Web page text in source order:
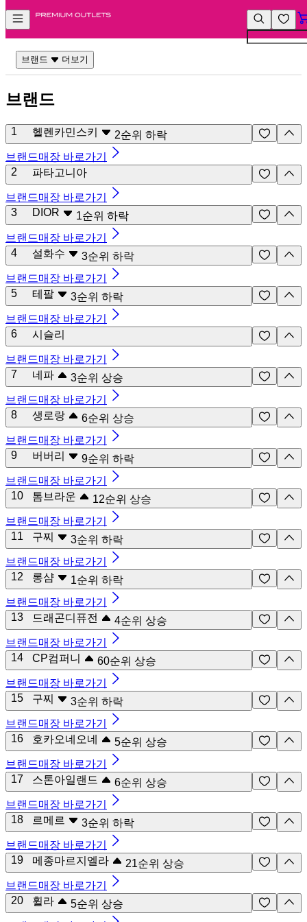
컨
텐
츠
기
앱
바
바
브랜드 더보기
브랜드
1 헬렌카민스키 2순위 하락
브랜드매장 바로가기
2
파타고니아
브랜드매장 바로가기
3
DIOR 1순위 하락
브랜드매장 바로가기
4
설화수 3순위 하락
브랜드매장 바로가기
5
테팔 3순위 하락
브랜드매장 바로가기
6
시슬리
브랜드매장 바로가기
7
네파 3순위 상승
브랜드매장 바로가기
8
생로랑 6순위 상승
브랜드매장 바로가기
9
버버리 9순위 하락
브랜드매장 바로가기
10
톰브라운 12순위 상승
브랜드매장 바로가기
11
구찌 3순위 하락
브랜드매장 바로가기
12
롱샴 1순위 하락
브랜드매장 바로가기
13
드래곤디퓨전 4순위 상승
브랜드매장 바로가기
14
CP컴퍼니 60순위 상승
브랜드매장 바로가기
15
구찌 3순위 하락
브랜드매장 바로가기
16
호카오네오네 5순위 상승
브랜드매장 바로가기
17
스톤아일랜드 6순위 상승
브랜드매장 바로가기
18
르메르 3순위 하락
브랜드매장 바로가기
19
메종마르지엘라 21순위 상승
브랜드매장 바로가기
20
휠라 5순위 상승